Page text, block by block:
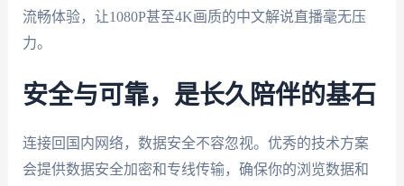
流畅体验，让1080P甚至4K画质的中文解说直播毫无压
力。
安全与可靠，是长久陪伴的基石
连接回国内网络，数据安全不容忽视。优秀的技术方案
会提供数据安全加密和专线传输，确保你的浏览数据和